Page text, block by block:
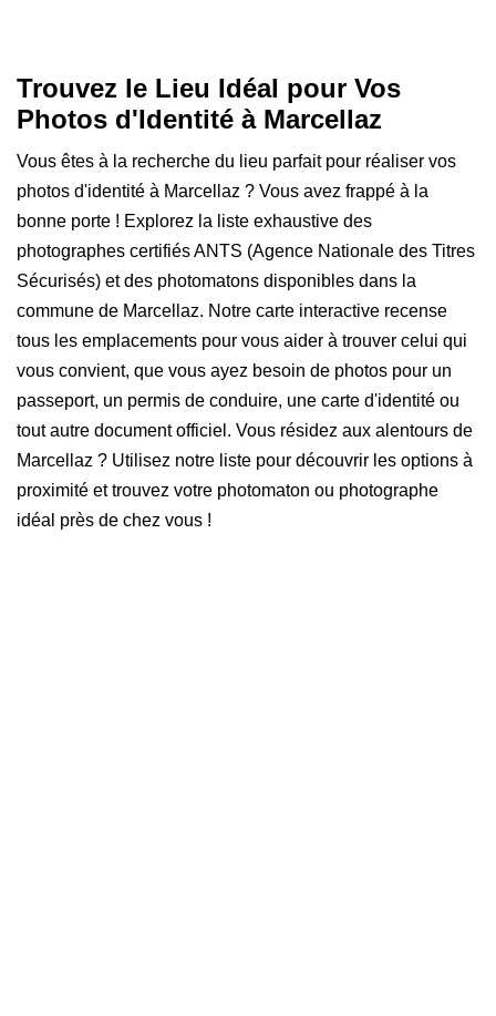
Trouvez le Lieu Idéal pour Vos
Photos d'Identité à Marcellaz
Vous êtes à la recherche du lieu parfait pour réaliser vos
photos d'identité à Marcellaz ? Vous avez frappé à la
bonne porte ! Explorez la liste exhaustive des
photographes certifiés ANTS (Agence Nationale des Titres
Sécurisés) et des photomatons disponibles dans la
commune de Marcellaz. Notre carte interactive recense
tous les emplacements pour vous aider à trouver celui qui
vous convient, que vous ayez besoin de photos pour un
passeport, un permis de conduire, une carte d'identité ou
tout autre document officiel. Vous résidez aux alentours de
Marcellaz ? Utilisez notre liste pour découvrir les options à
proximité et trouvez votre photomaton ou photographe
idéal près de chez vous !